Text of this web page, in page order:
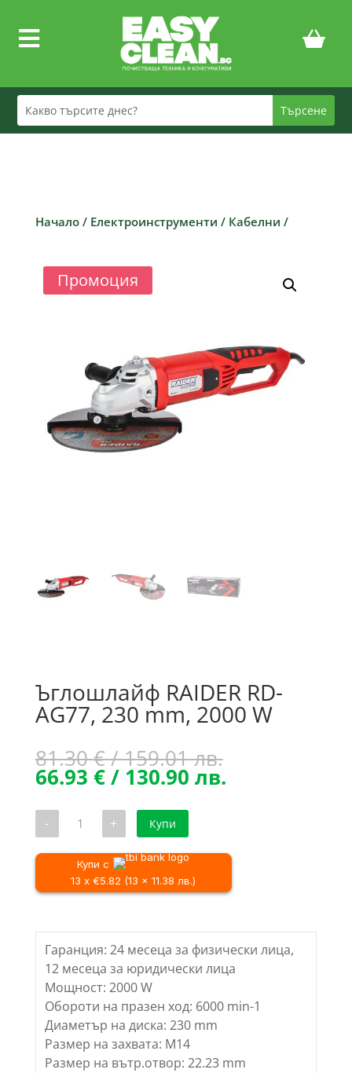

Начало/ Електроинструменти / Кабелни /
Промоция
Ъглошлайф RAIDER RD-
AG77, 230 mm, 2000 W
81.30€/ 159.01 лв.Original
price
was:
159.01 лв..
66.93 €/ 130.90 лв.Текущата
цена
/
- количество
Ъглошлайф
RAIDER
RD-
AG77,
230
W
+ Купи
Купи с
13 x €5.82 (13 x 11.38 лв.)
Гаранция: 24 месеца за физически лица,
12 месеца за юридически лица
Мощност: 2000 W
Обороти на празен ход: 6000 min-1
Диаметър на диска: 230 mm
Размер на захвата: M14
Размер на вътр.отвор: 22.23 mm